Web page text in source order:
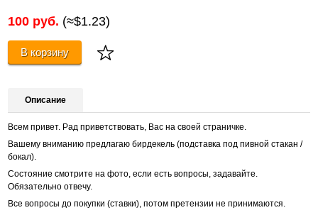
100 руб. (≈$1.23)
В корзину
Описание
Всем привет. Рад приветствовать, Вас на своей страничке.
Вашему вниманию предлагаю бирдекель (подставка под пивной стакан /
бокал).
Состояние смотрите на фото, если есть вопросы, задавайте.
Обязательно отвечу.
Все вопросы до покупки (ставки), потом претензии не принимаются.